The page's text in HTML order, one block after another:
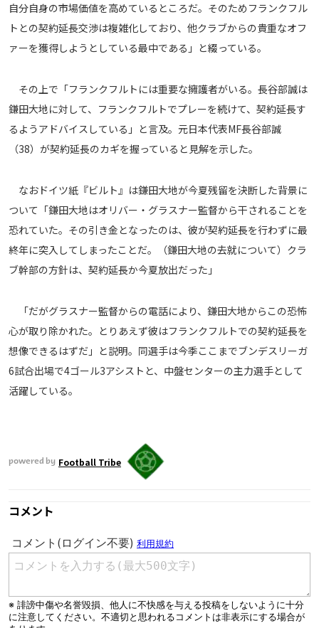
運営会社
ご利用にあたって
Share
© AbemaTV. Inc. All Rights Reserved.
自分自身の市場価値を高めているところだ。そのためフランクフル
トとの契約延長交渉は複雑化しており、他クラブからの貴重なオフ
ァーを獲得しようとしている最中である」と綴っている。
その上で「フランクフルトには重要な擁護者がいる。長谷部誠は
鎌田大地に対して、フランクフルトでプレーを続けて、契約延長す
るようアドバイスしている」と言及。元日本代表MF長谷部誠
（38）が契約延長のカギを握っていると見解を示した。
なおドイツ紙『ビルト』は鎌田大地が今夏残留を決断した背景に
ついて「鎌田大地はオリバー・グラスナー監督から干されることを
恐れていた。その引き金となったのは、彼が契約延長を行わずに最
終年に突入してしまったことだ。（鎌田大地の去就について）クラ
ブ幹部の方針は、契約延長か今夏放出だった」
「だがグラスナー監督からの電話により、鎌田大地からこの恐怖
心が取り除かれた。とりあえず彼はフランクフルトでの契約延長を
想像できるはずだ」と説明。同選手は今季ここまでブンデスリーガ
6試合出場で4ゴール3アシストと、中盤センターの主力選手として
活躍している。
powered by Football Tribe
コメント